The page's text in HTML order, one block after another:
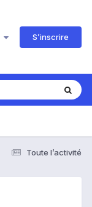
S’inscrire
Toute l’activité